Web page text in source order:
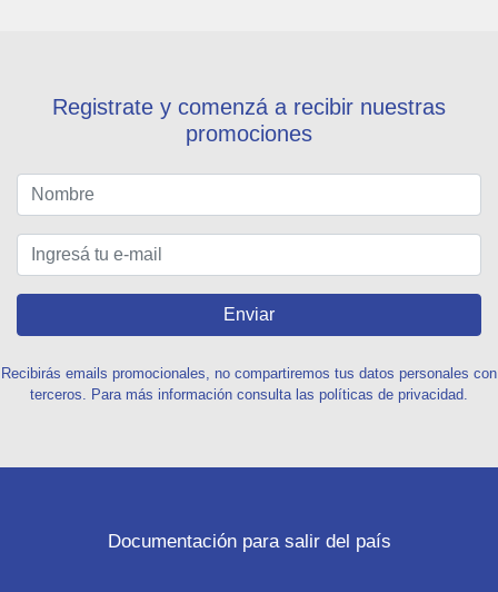
Registrate y comenzá a recibir nuestras
promociones
Enviar
Recibirás emails promocionales, no compartiremos tus datos personales con
terceros. Para más información consulta las políticas de privacidad.
Documentación para salir del país